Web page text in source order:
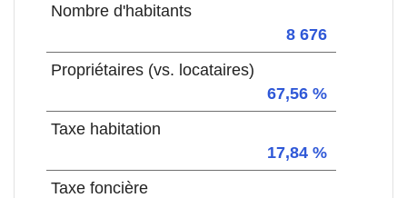
Nombre d'habitants
8 676
Propriétaires (vs. locataires)
67,56 %
Taxe habitation
17,84 %
Taxe foncière